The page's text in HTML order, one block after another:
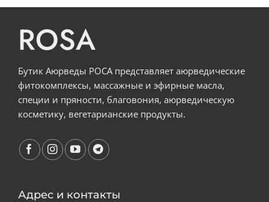
ROSA
Бутик Аюрведы РОСА представляет аюрведические
фитокомплексы, массажные и эфирные масла,
специи и пряности, благовония, аюрведическую
косметику, вегетарианские продукты.
Адрес и контакты